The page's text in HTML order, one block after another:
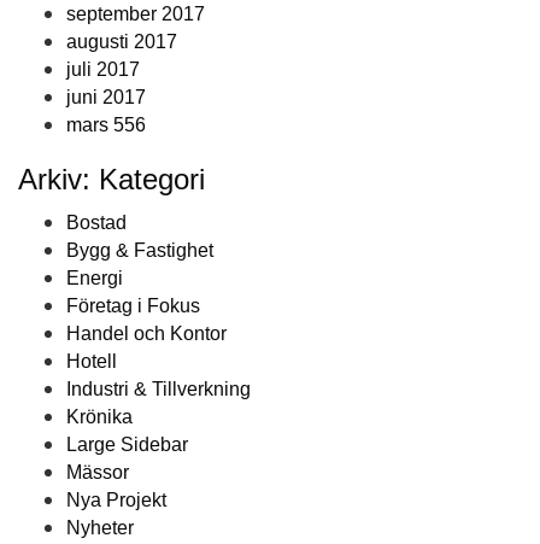
september 2017
augusti 2017
juli 2017
juni 2017
mars 556
Arkiv: Kategori
Bostad
Bygg & Fastighet
Energi
Företag i Fokus
Handel och Kontor
Hotell
Industri & Tillverkning
Krönika
Large Sidebar
Mässor
Nya Projekt
Nyheter